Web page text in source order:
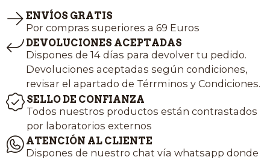
ENVÍOS GRATIS
Por compras superiores a 69 Euros
DEVOLUCIONES ACEPTADAS
Dispones de 14 días para devolver tu pedido.
Devoluciones aceptadas según condiciones,
revisar el apartado de Térrminos y Condiciones.
SELLO DE CONFIANZA
Todos nuestros productos están contrastados
por laboratorios externos
ATENCIÓN AL CLIENTE
Dispones de nuestro chat vía whatsapp donde